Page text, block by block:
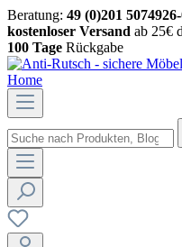
Beratung: 49 (0)201
kostenloser Versand ab 25€
100 Tage Rückgabe